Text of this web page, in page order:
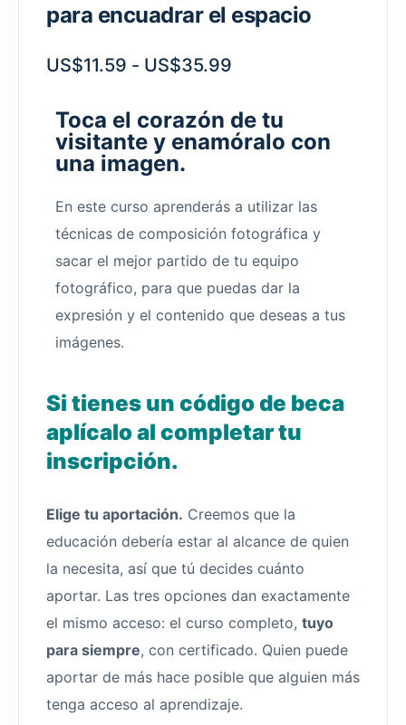
para encuadrar el espacio
US$11.59 - US$35.99
Toca el corazón de tu
visitante y enamóralo con
una imagen.
En este curso aprenderás a utilizar las
técnicas de composición fotográfica y
sacar el mejor partido de tu equipo
fotográfico, para que puedas dar la
expresión y el contenido que deseas a tus
imágenes.
Si tienes un código de beca
aplícalo al completar tu
inscripción.
Elige tu aportación. Creemos que la
educación debería estar al alcance de quien
la necesita, así que tú decides cuánto
aportar. Las tres opciones dan exactamente
el mismo acceso: el curso completo, tuyo
para siempre, con certificado. Quien puede
aportar de más hace posible que alguien más
tenga acceso al aprendizaje.